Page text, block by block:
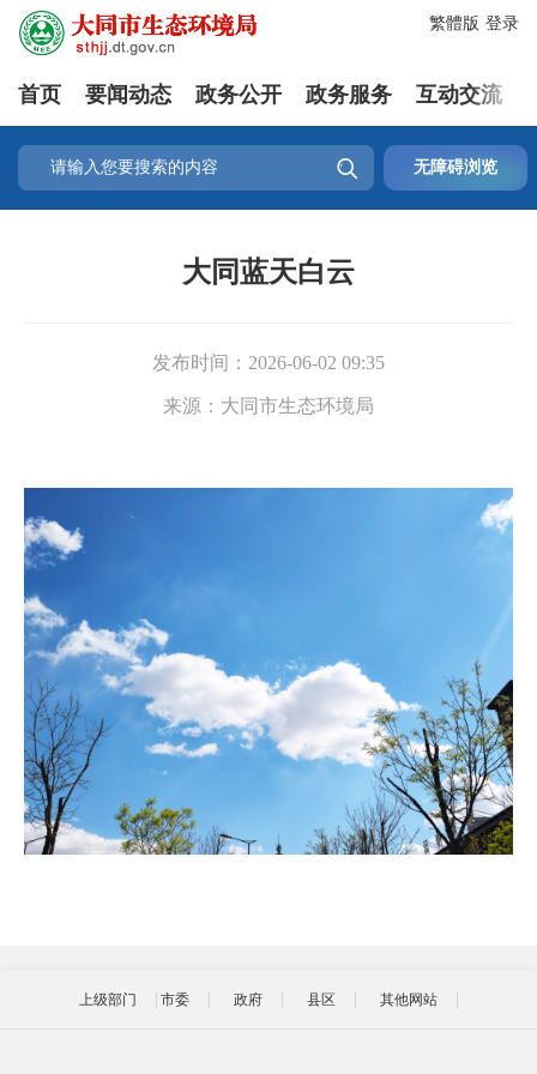
登录
繁體版
首页 要闻动态 政务公开 政务服务 互动交流
 无障碍浏览
大同蓝天白云
发布时间： 2026-06-02 09:35
来源： 大同市生态环境局
上级部门 市委 政府 县区 其他网站